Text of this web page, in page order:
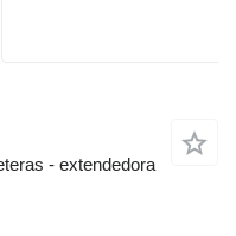
- extendedora